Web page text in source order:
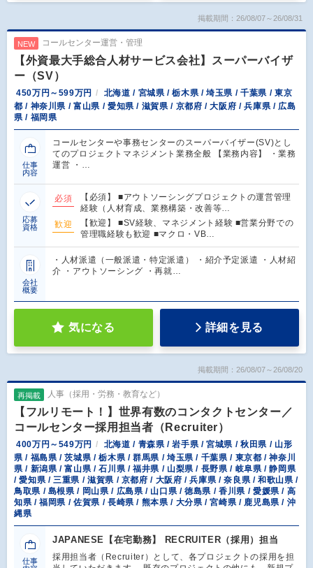
掲載期間：26/08/07～26/08/31
NEW コールセンター運営・管理
【外資最大手総合人材サービス会社】スーパーバイザ
ー（SV）
450万円～599万円
北海道 / 宮城県 / 栃木県 / 埼玉県 / 千葉県 / 東京
都 / 神奈川県 / 富山県 / 愛知県 / 滋賀県 / 京都府 / 大阪府 / 兵庫県 / 広島
県 / 福岡県
仕事
内容
コールセンターや事務センターのスーパーバイザー(SV)とし
てのプロジェクトマネジメント業務全般 【業務内容】 ・業務
運営 ・…
応募
資格
必須
【必須】 ■アウトソーシングプロジェクトの運営管理
経験（人材育成、業務構築・改善等…
歓迎
【歓迎】 ■SV経験、マネジメント経験 ■営業分野での
管理職経験も歓迎 ■マクロ・VB…
会社
概要
・人材派遣（一般派遣・特定派遣） ・紹介予定派遣 ・人材紹
介 ・アウトソーシング ・再就…
気になる 詳細を見る
掲載期間：26/08/07～26/08/20
再掲載 人事（採用・労務・教育など）
【フルリモート！】世界有数のコンタクトセンター／
コールセンター採用担当者（Recruiter）
400万円～549万円
北海道 / 青森県 / 岩手県 / 宮城県 / 秋田県 / 山形
県 / 福島県 / 茨城県 / 栃木県 / 群馬県 / 埼玉県 / 千葉県 / 東京都 / 神奈川
県 / 新潟県 / 富山県 / 石川県 / 福井県 / 山梨県 / 長野県 / 岐阜県 / 静岡県
/ 愛知県 / 三重県 / 滋賀県 / 京都府 / 大阪府 / 兵庫県 / 奈良県 / 和歌山県 /
鳥取県 / 島根県 / 岡山県 / 広島県 / 山口県 / 徳島県 / 香川県 / 愛媛県 / 高
知県 / 福岡県 / 佐賀県 / 長崎県 / 熊本県 / 大分県 / 宮崎県 / 鹿児島県 / 沖
縄県
仕事
JAPANESE【在宅勤務】 RECRUITER（採用）担当
採用担当者（Recruiter）として、各プロジェクトの採用を担